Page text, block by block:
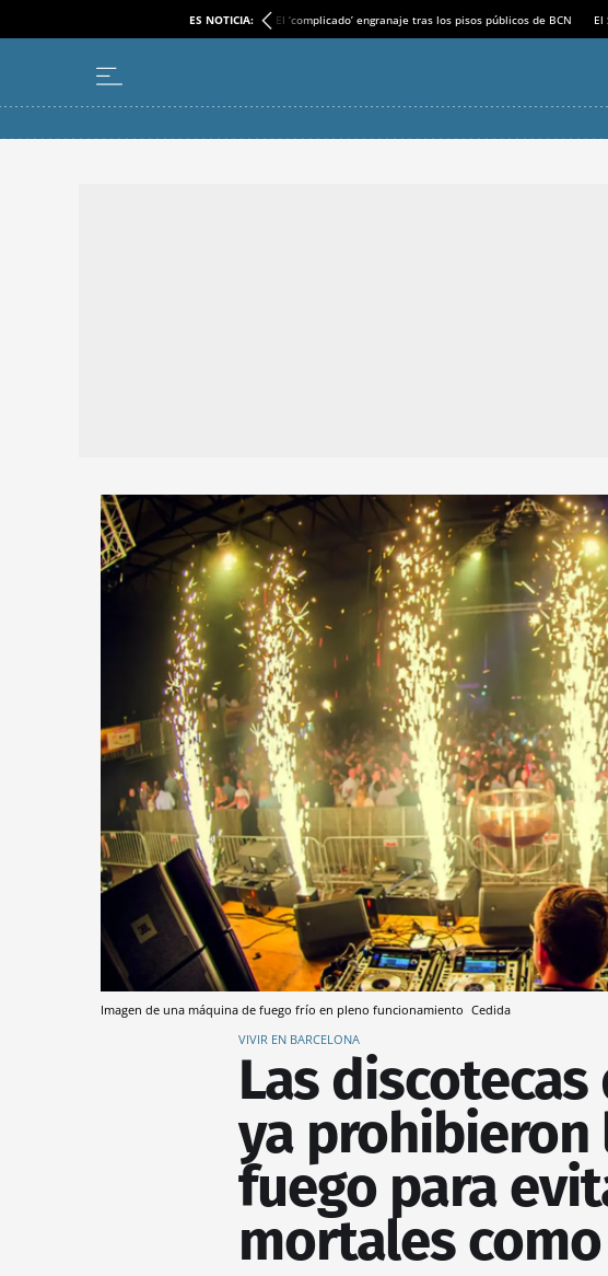
ES NOTICIA: El ‘complicado’ engranaje tras los pisos públicos de BCN El
Imagen de una máquina de fuego frío en pleno funcionamiento Cedida
VIVIR EN BARCELONA
Las
ya prohibieron
fuego para
mortales